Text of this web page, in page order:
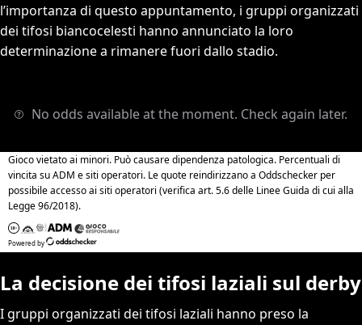
l’importanza di questo appuntamento, i gruppi organizzati
dei tifosi biancocelesti hanno annunciato la loro
determinazione a rimanere fuori dallo stadio.
La decisione dei tifosi laziali sul derby
I gruppi organizzati dei tifosi laziali hanno preso la